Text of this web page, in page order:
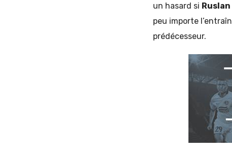
un hasard si
peu importe
prédécesseur.